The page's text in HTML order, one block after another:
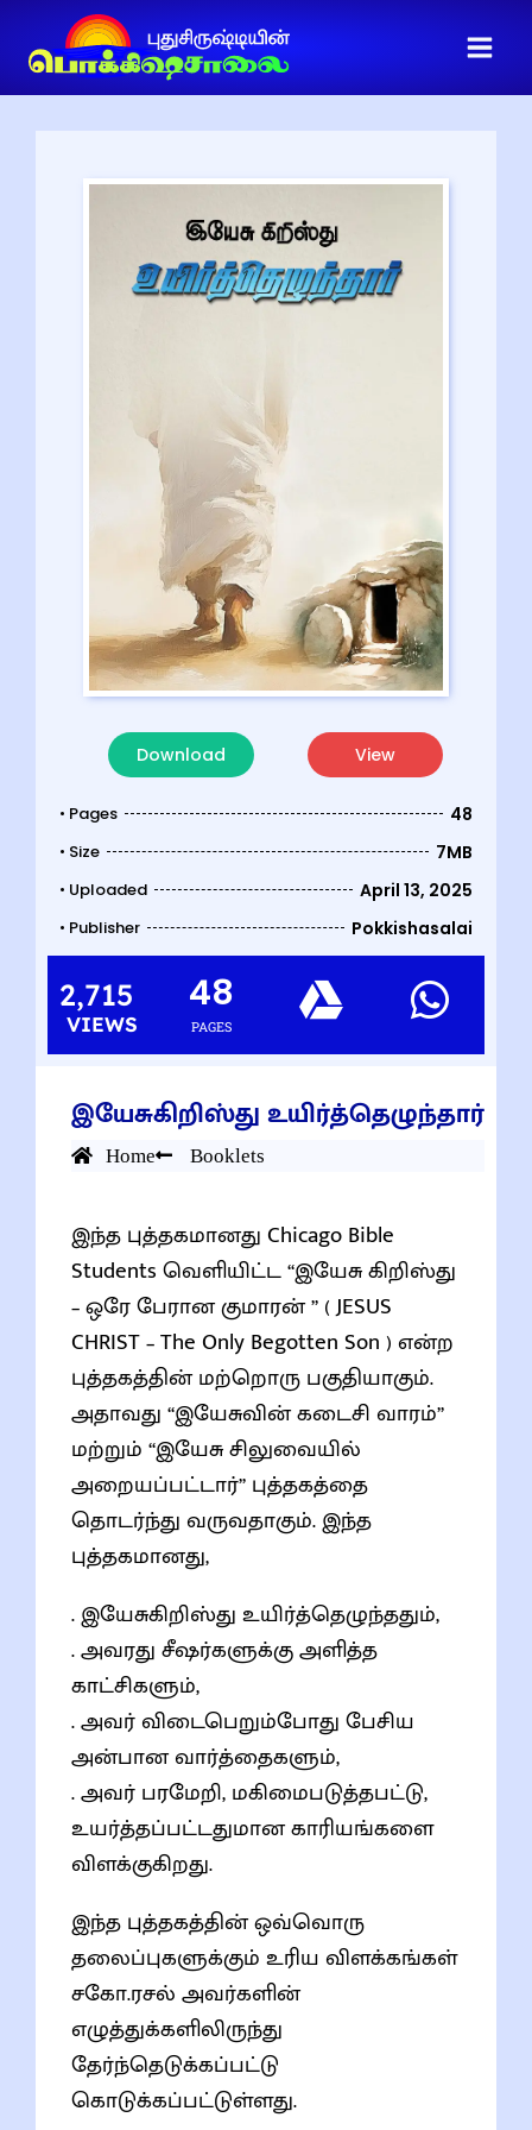
Download View
• Pages 48
• Size 7MB
• Uploaded April 13, 2025
• Publisher Pokkishasalai
2,715
VIEWS PAGES
48
இயேசுகிறிஸ்து உயிர்த்தெழுந்தார்
Home Booklets
இந்த புத்தகமானது Chicago Bible
Students வெளியிட்ட “இயேசு கிறிஸ்து
– ஒரே பேரான குமாரன் ” ( JESUS
CHRIST – The Only Begotten Son ) என்ற
புத்தகத்தின் மற்றொரு பகுதியாகும்.
அதாவது “இயேசுவின் கடைசி வாரம்”
மற்றும் “இயேசு சிலுவையில்
அறையப்பட்டார்” புத்தகத்தை
தொடர்ந்து வருவதாகும். இந்த
புத்தகமானது,
. இயேசுகிறிஸ்து உயிர்த்தெழுந்ததும்,
. அவரது சீஷர்களுக்கு அளித்த
காட்சிகளும்,
. அவர் விடைபெறும்போது பேசிய
அன்பான வார்த்தைகளும்,
. அவர் பரமேறி, மகிமைபடுத்தபட்டு,
உயர்த்தப்பட்டதுமான காரியங்களை
விளக்குகிறது.
இந்த புத்தகத்தின் ஒவ்வொரு
தலைப்புகளுக்கும் உரிய விளக்கங்கள்
சகோ.ரசல் அவர்களின்
எழுத்துக்களிலிருந்து
தேர்ந்தெடுக்கப்பட்டு
கொடுக்கப்பட்டுள்ளது.